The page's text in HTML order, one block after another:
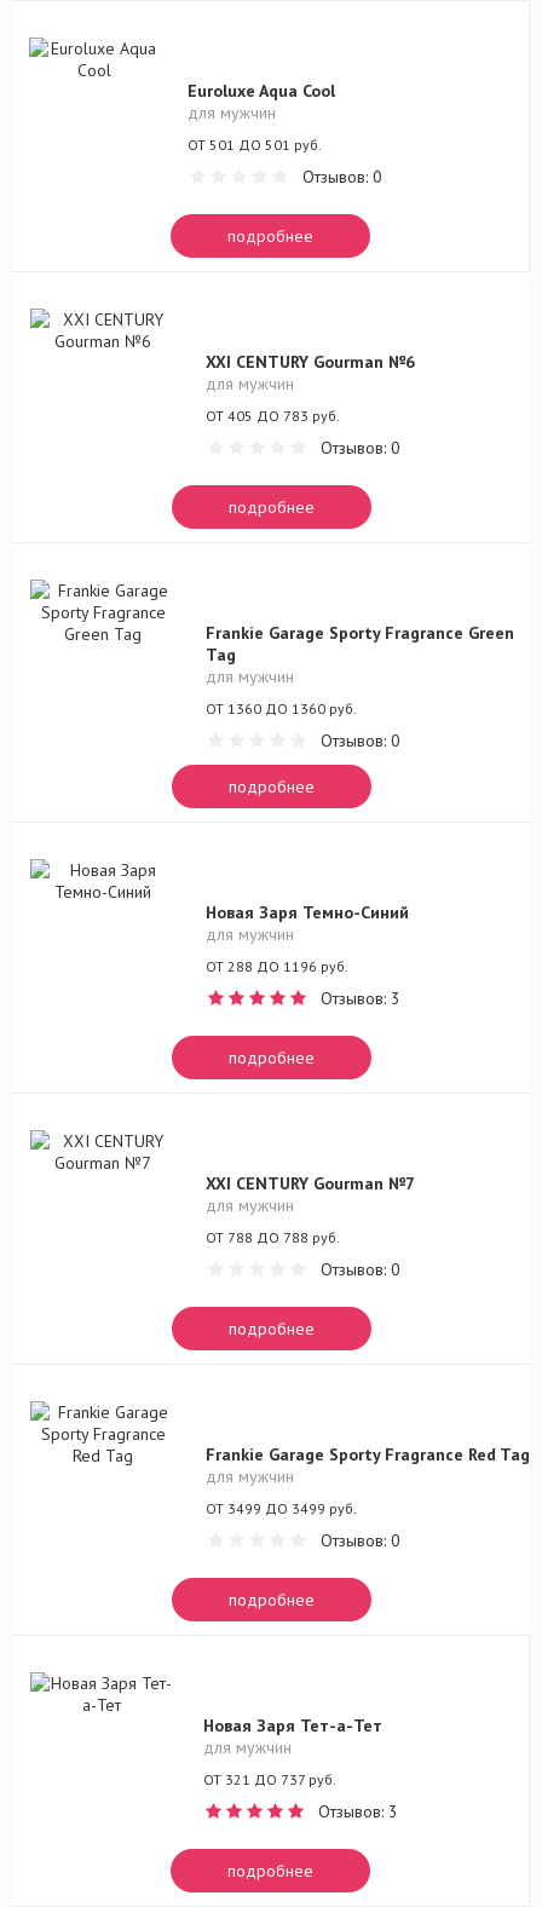
Euroluxe Aqua Cool
для мужчин
ОТ 501 ДО 501 руб.
Отзывов: 0
подробнее
XXI CENTURY Gourman №6
для мужчин
ОТ 405 ДО 783 руб.
Отзывов: 0
подробнее
Frankie Garage Sporty Fragrance Green
Tag
для мужчин
ОТ 1360 ДО 1360 руб.
Отзывов: 0
подробнее
Новая Заря Темно-Синий
для мужчин
ОТ 288 ДО 1196 руб.
Отзывов: 3
подробнее
XXI CENTURY Gourman №7
для мужчин
ОТ 788 ДО 788 руб.
Отзывов: 0
подробнее
Frankie Garage Sporty Fragrance Red Tag
для мужчин
ОТ 3499 ДО 3499 руб.
Отзывов: 0
подробнее
Новая Заря Тет-а-Тет
для мужчин
ОТ 321 ДО 737 руб.
Отзывов: 3
подробнее